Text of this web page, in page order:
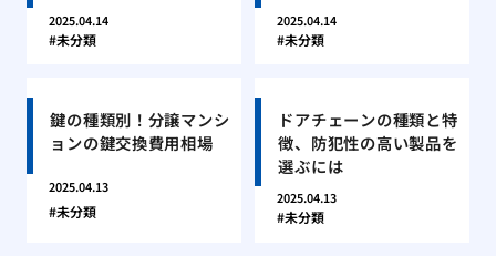
2025.04.14
未分類
2025.04.14
未分類
鍵の種類別！分譲マンシ
ョンの鍵交換費用相場
2025.04.13
未分類
ドアチェーンの種類と特
徴、防犯性の高い製品を
選ぶには
2025.04.13
未分類